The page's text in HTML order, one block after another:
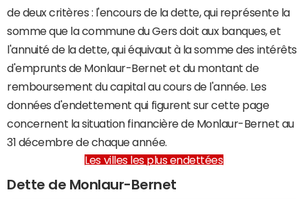
de deux critères : l'encours de la dette, qui représente la
somme que la commune du Gers doit aux banques, et
l'annuité de la dette, qui équivaut à la somme des intérêts
d'emprunts de Monlaur-Bernet et du montant de
remboursement du capital au cours de l'année. Les
données d'endettement qui figurent sur cette page
concernent la situation financière de Monlaur-Bernet au
31 décembre de chaque année.
Les villes les plus endettées
Dette de Monlaur-Bernet